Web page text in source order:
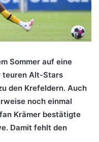
Sommer auf eine
teuren Alt-Stars
den Krefeldern. Auch
noch einmal
Krämer bestätigte
Damit fehlt den